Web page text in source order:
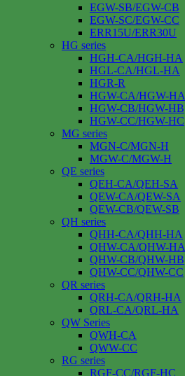
EGW-SB/EGW-CB
EGW-SC/EGW-CC
ERR15U/ERR30U
HG series
HGH-CA/HGH-HA
HGL-CA/HGL-HA
HGR-R
HGW-CA/HGW-HA
HGW-CB/HGW-HB
HGW-CC/HGW-HC
MG series
MGN-C/MGN-H
MGW-C/MGW-H
QE series
QEH-CA/QEH-SA
QEW-CA/QEW-SA
QEW-CB/QEW-SB
QH series
QHH-CA/QHH-HA
QHW-CA/QHW-HA
QHW-CB/QHW-HB
QHW-CC/QHW-CC
QR series
QRH-CA/QRH-HA
QRL-CA/QRL-HA
QW Series
QWH-CA
QWW-CC
RG series
RGF-CC/RGF-HC